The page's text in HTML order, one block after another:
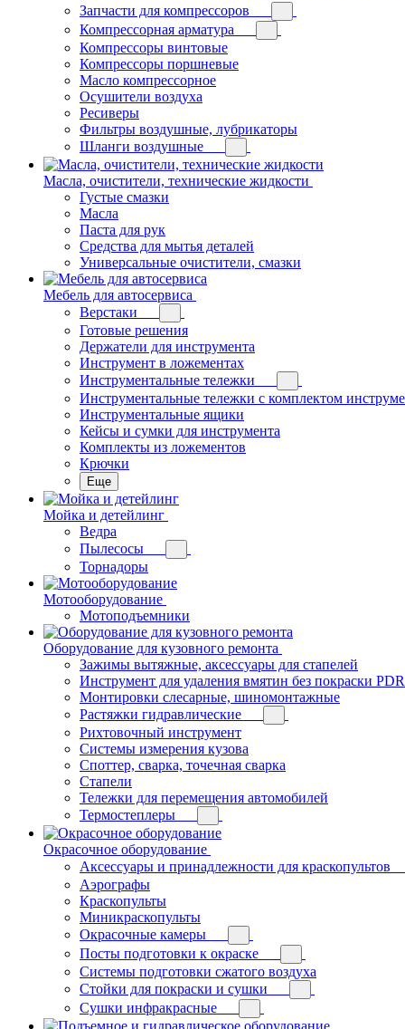
Запчасти для компрессоров
Компрессорная арматура
Компрессоры винтовые
Компрессоры поршневые
Масло компрессорное
Осушители воздуха
Ресиверы
Фильтры воздушные, лубрикаторы
Шланги воздушные
Масла, очистители, технические жидкости
Густые смазки
Масла
Паста для рук
Средства для мытья деталей
Универсальные очистители, смазки
Мебель для автосервиса
Верстаки
Готовые решения
Держатели для инструмента
Инструмент в ложементах
Инструментальные тележки
Инструментальные тележки с комплектом
Инструментальные ящики
Кейсы и сумки для инструмента
Комплекты из ложементов
Крючки
Еще
Мойка и детейлинг
Ведра
Пылесосы
Торнадоры
Мотооборудование
Мотоподъемники
Оборудование для кузовного ремонта
Зажимы вытяжные, аксессуары для стапелей
Инструмент для удаления вмятин без покраски PDR
Монтировки слесарные, шиномонтажные
Растяжки гидравлические
Рихтовочный инструмент
Системы измерения кузова
Споттер, сварка, точечная сварка
Стапели
Тележки для перемещения автомобилей
Термостеплеры
Окрасочное оборудование
Аксессуары и принадлежности для краскопультов
Аэрографы
Краскопульты
Миникраскопульты
Окрасочные камеры
Посты подготовки к окраске
Системы подготовки сжатого воздуха
Стойки для покраски и сушки
Сушки инфракрасные